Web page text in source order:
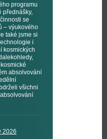
programu
přednášky,
se
– výukového
také jsme si
i
kosmických
absolvování
všichni
2026